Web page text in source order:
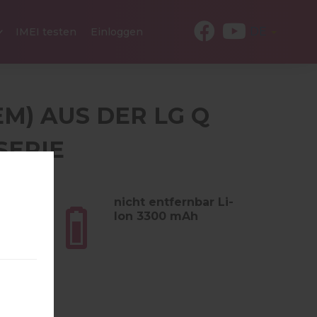
IMEI testen Einloggen
AUS DER LG Q
nicht entfernbar Li-
Ion 3300 mAh